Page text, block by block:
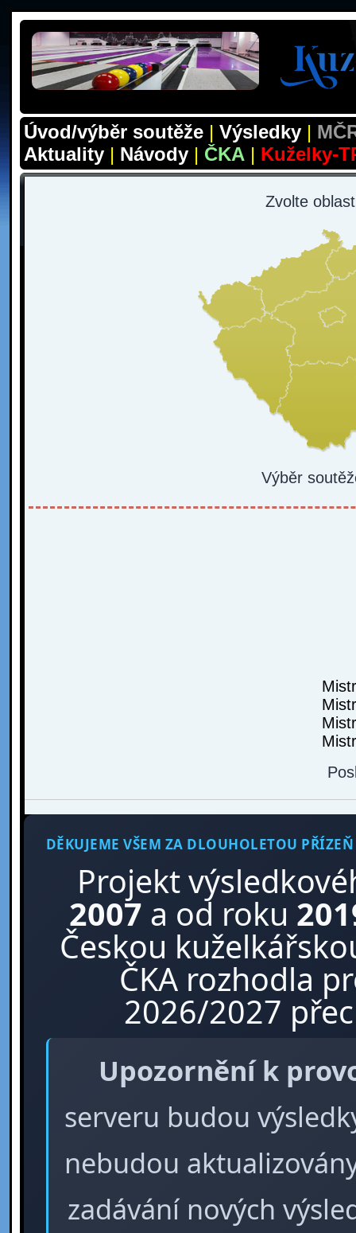
Úvod/výběr soutěže| Výsledky|
Aktuality| Návody | ČKA| Kuželky-
Zvolte
Výběr
DĚKUJEME VŠEM ZA DLOUHOLETOU PŘÍZEŇ
Projekt
2007 a od roku
Českou
ČKA rozhodla
2026/2027
Upozornění k
serveru budou
nebudou
zadávání nových